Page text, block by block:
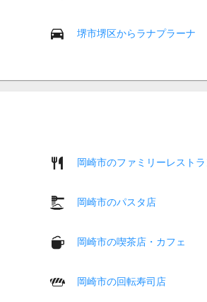
堺市堺区からラナプラーナ
岡崎市のファミリーレストラ
岡崎市のパスタ店
岡崎市の喫茶店・カフェ
岡崎市の回転寿司店